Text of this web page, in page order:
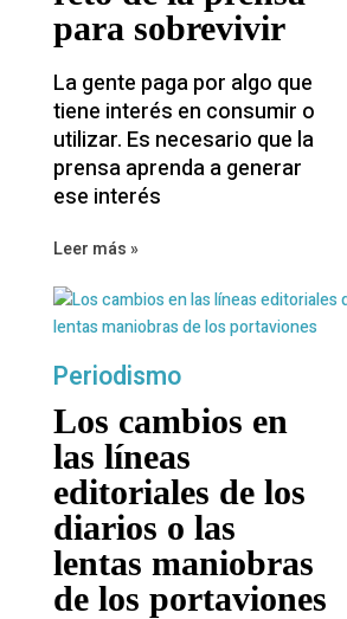
para sobrevivir
La gente paga por algo que
tiene interés en consumir o
utilizar. Es necesario que la
prensa aprenda a generar
ese interés
Leer más »
Los cambios en
las líneas
editoriales de los
diarios o las
lentas maniobras
de los portaviones
Periodismo